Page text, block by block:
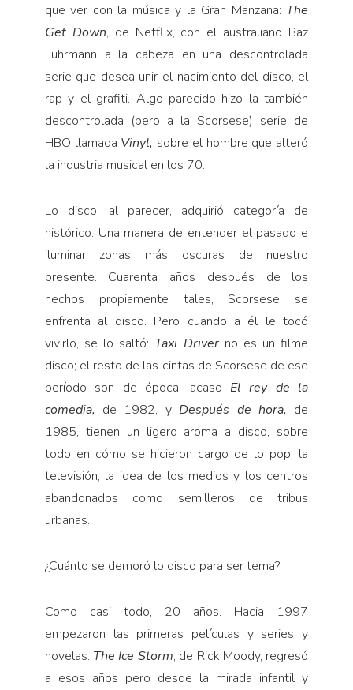
que ver con la música y la Gran Manzana: The
Get Down, de Netflix, con el australiano Baz
Luhrmann a la cabeza en una descontrolada
serie que desea unir el nacimiento del disco, el
rap y el grafiti. Algo parecido hizo la también
descontrolada (pero a la Scorsese) serie de
HBO llamada Vinyl, sobre el hombre que alteró
la industria musical en los 70.
Lo disco, al parecer, adquirió categoría de
histórico. Una manera de entender el pasado e
iluminar zonas más oscuras de nuestro
presente. Cuarenta años después de los
hechos propiamente tales, Scorsese se
enfrenta al disco. Pero cuando a él le tocó
vivirlo, se lo saltó: Taxi Driver no es un filme
disco; el resto de las cintas de Scorsese de ese
período son de época; acaso El rey de la
comedia, de 1982, y Después de hora, de
1985, tienen un ligero aroma a disco, sobre
todo en cómo se hicieron cargo de lo pop, la
televisión, la idea de los medios y los centros
abandonados como semilleros de tribus
urbanas.
¿Cuánto se demoró lo disco para ser tema?
Como casi todo, 20 años. Hacia 1997
empezaron las primeras películas y series y
novelas. The Ice Storm, de Rick Moody, regresó
a esos años pero desde la mirada infantil y